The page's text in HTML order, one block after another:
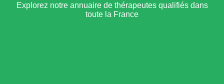
Explorez notre annuaire de thérapeutes qualifiés dans
toute la France